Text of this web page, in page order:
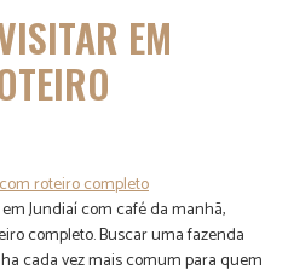
EM
Jundiaí com café da manhã,
completo. Buscar uma fazenda
cada vez mais comum para quem